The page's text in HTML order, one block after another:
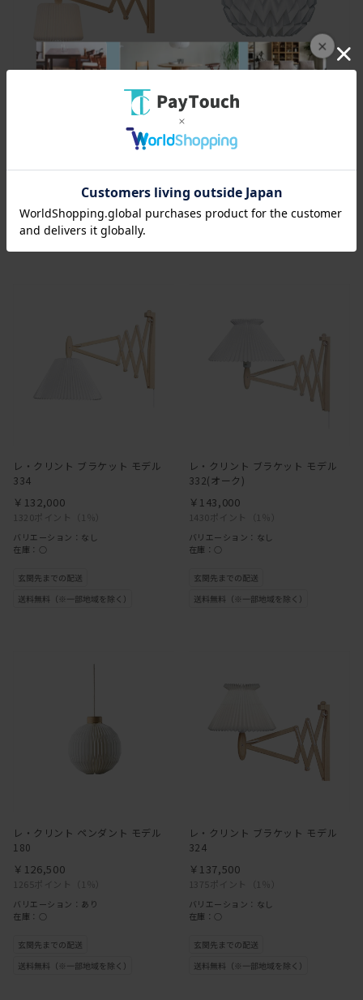
×
レ・クリント ブラケット モデル
バリエーション：なし
レ・クリント ペンダント モデル
1078ポイント
￥107,800
バリエーション：なし
レ・クリント ブラケット モデル
334
1320ポイント （1％）
￥132,000
バリエーション：なし
在庫：○
レ・クリント ブラケット モデル
332(オーク)
1430ポイント （1％）
￥143,000
バリエーション：なし
在庫：○
レ・クリント ペンダント モデル
180
1265ポイント （1％）
￥126,500
バリエーション：あり
在庫：○
レ・クリント ブラケット モデル
324
1375ポイント （1％）
￥137,500
バリエーション：なし
在庫：○